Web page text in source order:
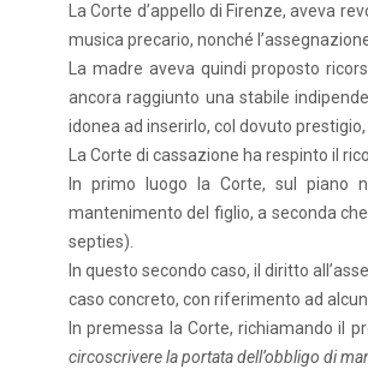
La Corte d’appello di Firenze, aveva
musica precario, nonché
La madre aveva quindi proposto
ancora raggiunto una stabile
idonea ad inserirlo, col dovuto
La Corte di cassazione ha respinto il
In primo luogo la Corte, sul piano
mantenimento del figlio, a seconda
septies).
In questo secondo caso, il diritto
caso concreto, con riferimento ad
In premessa la Corte, richiamando il
circoscrivere la portata dell’obbligo di